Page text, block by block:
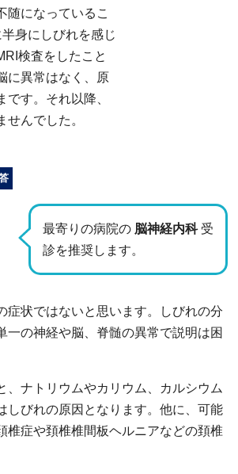
随になっているこ
身にしびれを感じ
検査をしたこと
に異常はなく、原
です。それ以降、
せんでした。
最寄りの病院の 脳神経内科 受
診を推奨します。
症状ではないと思います。しびれの分
一の神経や脳、脊髄の異常で説明は困
、ナトリウムやカリウム、カルシウム
しびれの原因となります。他に、可能
椎症や頚椎椎間板ヘルニアなどの頚椎